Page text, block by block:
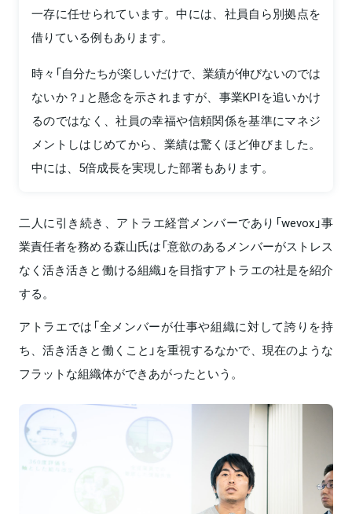
一存に任せられています。中には、社員自ら別拠点を
借りている例もあります。
時々「自分たちが楽しいだけで、業績が伸びないのでは
ないか？」と懸念を示されますが、事業KPIを追いかけ
るのではなく、社員の幸福や信頼関係を基準にマネジ
メントしはじめてから、業績は驚くほど伸びました。
中には、5倍成長を実現した部署もあります。
二人に引き続き、アトラエ経営メンバーであり「wevox」事
業責任者を務める森山氏は「意欲のあるメンバーがストレス
なく活き活きと働ける組織」を目指すアトラエの社是を紹介
する。
アトラエでは「全メンバーが仕事や組織に対して誇りを持
ち、活き活きと働くこと」を重視するなかで、現在のような
フラットな組織体ができあがったという。